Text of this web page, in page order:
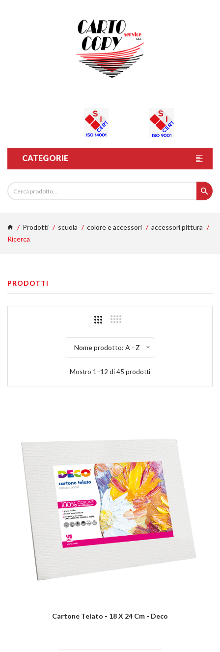
CATEGORIE
Prodotti scuola colore e accessori
accessori pittura
Ricerca
PRODOTTI
Nome prodotto: A - Z
Mostro 1–12 di 45 prodotti
Cartone Telato - 18 X 24 Cm - Deco